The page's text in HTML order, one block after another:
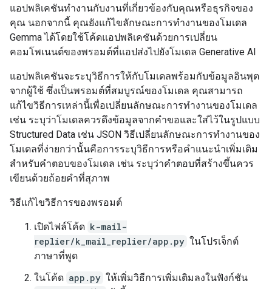
แอปพลิเคชันทำงานกับงานที่เกี่ยวข้องกับคุณหรือธุรกิจของ
คุณ นอกจากนี้ คุณยังแก้ไขลักษณะการทำงานของโมเดล
Gemma ได้โดยใช้โค้ดแอปพลิเคชันด้วยการเปลี่ยน
คอมโพเนนต์ของพรอมต์ที่แอปส่งไปยังโมเดล Generative AI
แอปพลิเคชันจะระบุวิธีการให้กับโมเดลพร้อมกับข้อมูลอินพุต
จากผู้ใช้ ซึ่งเป็นพรอมต์ที่สมบูรณ์ของโมเดล คุณสามารถ
แก้ไขวิธีการเหล่านี้เพื่อเปลี่ยนลักษณะการทํางานของโมเดล
เช่น ระบุว่าโมเดลควรดึงข้อมูลจากคําขอและใส่ไว้ในรูปแบบ
Structured Data เช่น JSON วิธีเปลี่ยนลักษณะการทํางานของ
โมเดลที่ง่ายกว่านั้นคือการระบุวิธีการหรือคําแนะนําเพิ่มเติม
สําหรับคําตอบของโมเดล เช่น ระบุว่าคําตอบที่สร้างขึ้นควร
เขียนด้วยถ้อยคำที่สุภาพ
วิธีแก้ไขวิธีการของพรอมต์
เปิดไฟล์โค้ด k-mail-
replier/k_mail_replier/app.py ในโปรเจ็กต์
ภาษาที่พูด
ในโค้ด app.py ให้เพิ่มวิธีการเพิ่มเติมลงในฟังก์ชัน